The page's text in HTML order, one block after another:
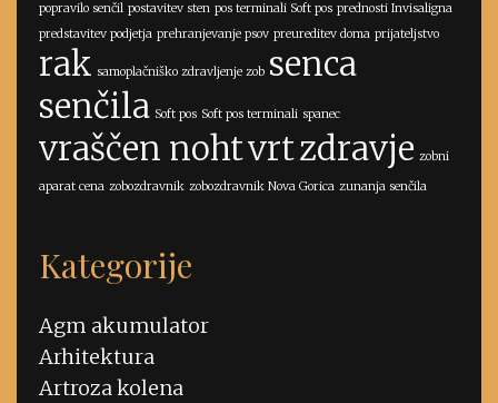
popravilo senčil postavitev sten pos terminali Soft pos prednosti Invisaligna
predstavitev podjetja prehranjevanje psov preureditev doma prijateljstvo
rak samoplačniško zdravljenje zob senca
senčila Soft pos Soft pos terminali spanec
vraščen nohtvrtzdravje zobni
aparat cena zobozdravnik zobozdravnik Nova Gorica zunanja senčila
Kategorije
Agm akumulator
Arhitektura
Artroza kolena